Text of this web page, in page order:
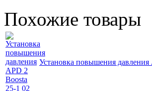
Похожие товары
Установка повышения давления